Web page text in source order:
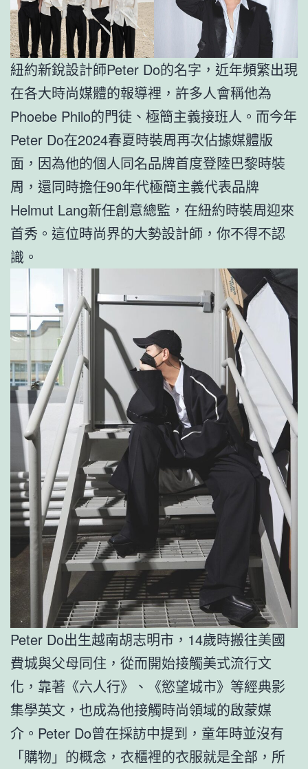
紐約新銳設計師Peter Do的名字，近年頻繁出現
在各大時尚媒體的報導裡，許多人會稱他為
Phoebe Philo的門徒、極簡主義接班人。而今年
Peter Do在2024春夏時裝周再次佔據媒體版
面，因為他的個人同名品牌首度登陸巴黎時裝
周，還同時擔任90年代極簡主義代表品牌
Helmut Lang新任創意總監，在紐約時裝周迎來
首秀。這位時尚界的大勢設計師，你不得不認
識。
Peter Do出生越南胡志明市，14歲時搬往美國
費城與父母同住，從而開始接觸美式流行文
化，靠著《六人行》、《慾望城市》等經典影
集學英文，也成為他接觸時尚領域的啟蒙媒
介。Peter Do曾在採訪中提到，童年時並沒有
「購物」的概念，衣櫃裡的衣服就是全部，所